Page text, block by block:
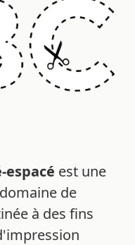
est une
de
à des fins